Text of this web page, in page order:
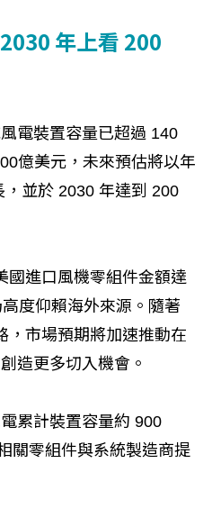
年上看 200
電裝置容量已超過 140
億美元，未來預估將以年
並於 2030 年達到 200
國進口風機零組件金額達
度仰賴海外來源。隨著
，市場預期將加速推動在
造更多切入機會。
累計裝置容量約 900
關零組件與系統製造商提